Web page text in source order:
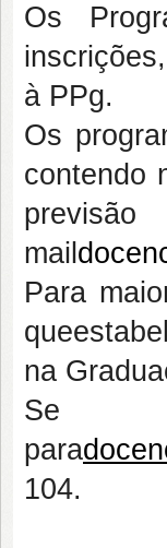
Os
à PPg.
Os
contendo
mail
Para
na
Se
para
104.